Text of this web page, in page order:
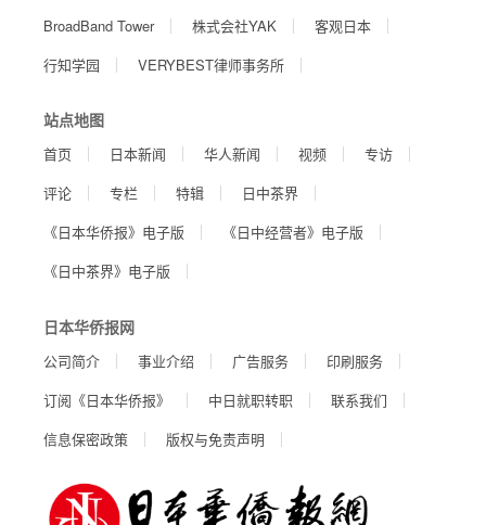
BroadBand Tower
株式会社YAK
客观日本
行知学园
VERYBEST律师事务所
站点地图
首页 日本新闻 华人新闻 视频
专访
评论
专栏 特辑
日中茶界
《日本华侨报》电子版
《日中经营者》电子版
《日中茶界》电子版
日本华侨报网
公司简介 事业介绍 广告服务
印刷服务
订阅《日本华侨报》
中日就职转职
联系我们
信息保密政策
版权与免责声明